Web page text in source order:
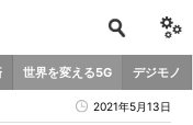
世界を変える5G デジモノ
2021年5月13日